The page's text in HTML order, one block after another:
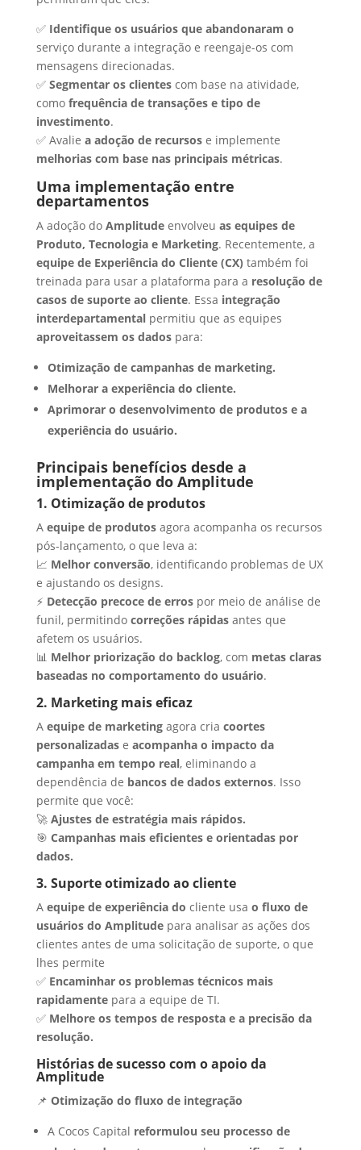
✅ Identifique os usuários que abandonaram o
serviço durante a integração e reengaje-os com
mensagens direcionadas.
✅ Segmentar os clientescom base na atividade,
como frequência de transações e tipo de
investimento.
✅ Avalie a adoção de recursose implemente
melhorias com base nas principais métricas.
Uma implementação entre
departamentos
A adoção do Amplitudeenvolveu as equipes de
Produto, Tecnologia e Marketing. Recentemente, a
equipe de Experiência do Cliente (CX) também foi
treinada para usar a plataforma para a resolução de
casos de suporte ao cliente. Essa integração
interdepartamentalpermitiu que as equipes
aproveitassem os dadospara:
Otimização de campanhas de marketing.
Melhorar a experiência do cliente.
Aprimorar o desenvolvimento de produtos e a
experiência do usuário.
Principais benefícios desde a
implementação do Amplitude
1. Otimização de produtos
A equipe de produtosagora acompanha os recursos
pós-lançamento, o que leva a:
📈 Melhor conversão, identificando problemas de UX
e ajustando os designs.
⚡ Detecção precoce de errospor meio de análise de
funil, permitindo correções rápidasantes que
afetem os usuários.
📊 Melhor priorização do backlog, com metas claras
baseadas no comportamento do usuário.
2. Marketing mais eficaz
A equipe de marketingagora cria coortes
personalizadase acompanha o impacto da
campanha em tempo real, eliminando a
dependência de bancos de dados externos. Isso
permite que você:
🚀 Ajustes de estratégia mais rápidos.
🎯 Campanhas mais eficientes e orientadas por
dados.
3. Suporte otimizado ao cliente
A equipe de experiência do cliente usa o fluxo de
usuários do Amplitudepara analisar as ações dos
clientes antes de uma solicitação de suporte, o que
lhes permite
✅ Encaminhar os problemas técnicos mais
rapidamentepara a equipe de TI.
✅ Melhore os tempos de resposta e a precisão da
resolução.
Histórias de sucesso com o apoio da
Amplitude
📌 Otimização do fluxo de integração
A Cocos Capital reformulou seu processo de